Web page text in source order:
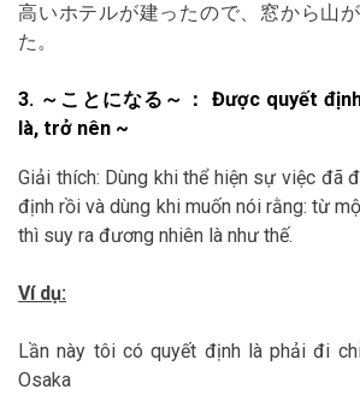
高いホテルが建ったので、窓から山
た。
3. ～ことになる～： Được quyết
là, trở nên ~
Giải thích: Dùng khi thể hiện sự việc đã
định rồi và dùng khi muốn nói rằng: từ
thì suy ra đương nhiên là như thế.
Ví dụ:
Lần này tôi có quyết định là phải đi
Osaka